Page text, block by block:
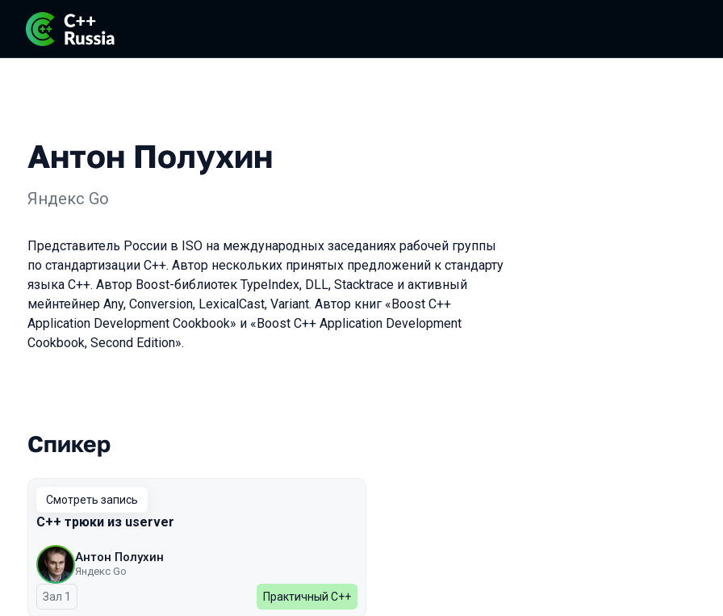
Антон Полухин
Яндекс Go
Представитель России в ISO на международных заседаниях рабочей группы
по стандартизации C++. Автор нескольких принятых предложений к стандарту
языка C++. Aвтор Boost-библиотек TypeIndex, DLL, Stacktrace и активный
мейнтейнер Any, Conversion, LexicalCast, Variant. Автор книг «Boost C++
Application Development Cookbook» и «Boost C++ Application Development
Cookbook, Second Edition».
Выступления в сезоне 2023
Спикер
Смотреть запись
C++ трюки из userver
Антон Полухин
Яндекс Go
Зал 1 Практичный C++